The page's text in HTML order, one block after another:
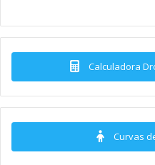
Calculadora
Curvas